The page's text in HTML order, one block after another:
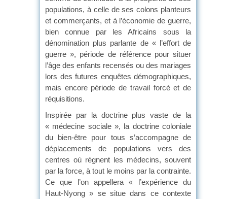
populations, à celle de ses colons planteurs
et commerçants, et à l’économie de guerre,
bien connue par les Africains sous la
dénomination plus parlante de « l’effort de
guerre », période de référence pour situer
l’âge des enfants recensés ou des mariages
lors des futures enquêtes démographiques,
mais encore période de travail forcé et de
réquisitions.
Inspirée par la doctrine plus vaste de la
« médecine sociale », la doctrine coloniale
du bien-être pour tous s’accompagne de
déplacements de populations vers des
centres où règnent les médecins, souvent
par la force, à tout le moins par la contrainte.
Ce que l’on appellera « l’expérience du
Haut-Nyong » se situe dans ce contexte